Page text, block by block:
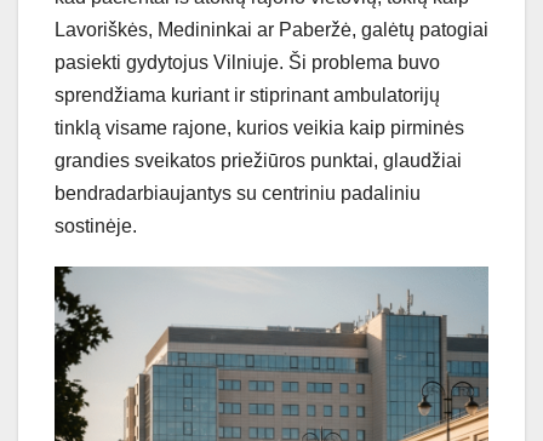
Lavoriškės, Medininkai ar Paberžė, galėtų patogiai
pasiekti gydytojus Vilniuje. Ši problema buvo
sprendžiama kuriant ir stiprinant ambulatorijų
tinklą visame rajone, kurios veikia kaip pirminės
grandies sveikatos priežiūros punktai, glaudžiai
bendradarbiaujantys su centriniu padaliniu
sostinėje.